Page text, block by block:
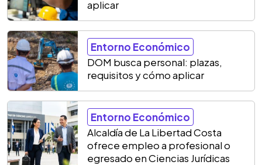
aplicar
Entorno Económico
DOM busca personal: plazas,
requisitos y cómo aplicar
Entorno Económico
Alcaldía de La Libertad Costa
ofrece empleo a profesional o
egresado en Ciencias Jurídicas